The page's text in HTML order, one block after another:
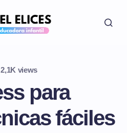
2,1K views
para
fáciles